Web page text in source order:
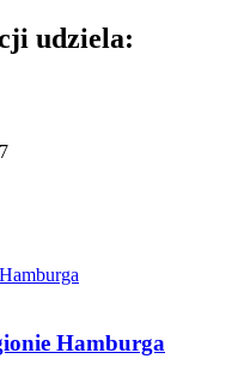
udziela:
Hamburga